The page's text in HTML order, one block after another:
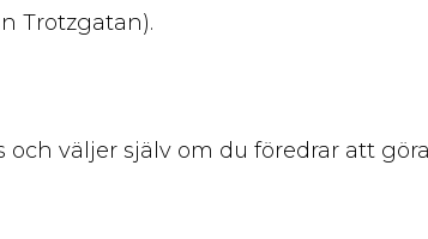
Trotzgatan).
och väljer själv om du föredrar att